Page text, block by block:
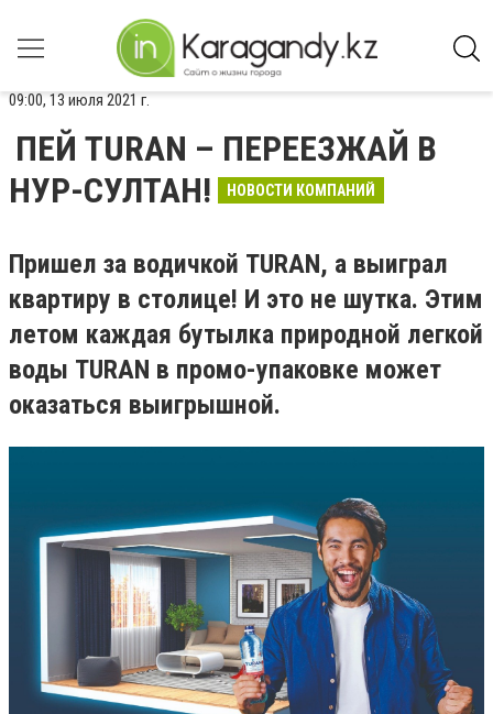
09:00, 13 июля 2021 г.
ПЕЙ TURAN – ПЕРЕЕЗЖАЙ В
НУР-СУЛТАН!
НОВОСТИ КОМПАНИЙ
Пришел за водичкой TURAN, а выиграл
квартиру в столице! И это не шутка. Этим
летом каждая бутылка природной легкой
воды TURAN в промо-упаковке может
оказаться выигрышной.